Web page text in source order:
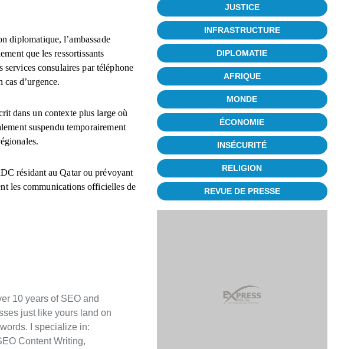
diplomatique, l’ambassade
que les ressortissants
consulaires par téléphone
cas d’urgence.
dans un contexte plus large où
suspendu temporairement
résidant au Qatar ou prévoyant
les communications officielles de
10 years of SEO and
just like yours land on
I specialize in:
Content Writing,
JUSTICE
INFRASTRUCTURE
DIPLOMATIE
AFRIQUE
MONDE
ÉCONOMIE
INSÉCURITÉ
RELIGION
REVUE DE PRESSE